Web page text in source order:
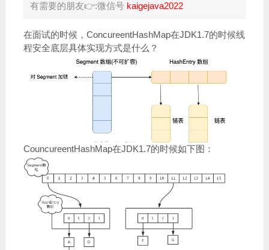
有需要的朋友👉:微信号 kaigejava2022
在面试的时候，ConcureentHashMap在JDK1.7的时候线
程安全底层具体实现方式是什么？
CouncureentHashMap在JDK1.7的时候如下图：